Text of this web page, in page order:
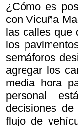
¿Cómo es
con Vicuña
las calles que
los
semáforos
agregar los
media hora
personal
decisiones
flujo de